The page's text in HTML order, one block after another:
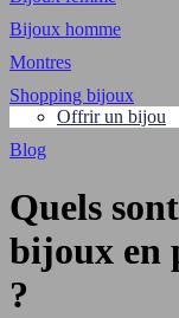
Bijoux homme
Montres
Shopping bijoux
Offrir un bijou
Blog
Quels
bijoux en
?